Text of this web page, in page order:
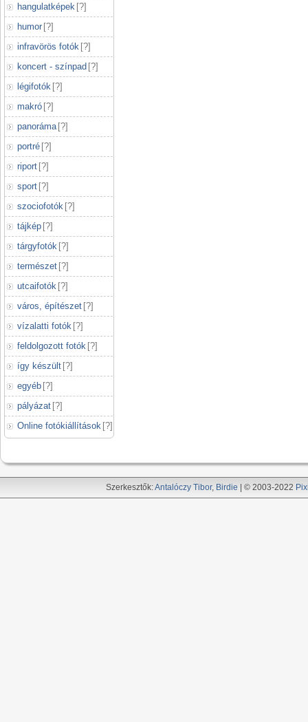
hangulatképek [?]
humor [?]
infravörös fotók [?]
koncert - színpad [?]
légifotók [?]
makró [?]
panoráma [?]
portré [?]
riport [?]
sport [?]
szociofotók [?]
tájkép [?]
tárgyfotók [?]
természet [?]
utcaifotók [?]
város, építészet [?]
vízalatti fotók [?]
feldolgozott fotók [?]
így készült [?]
egyéb [?]
pályázat [?]
Online fotókiállítások [?]
Szerkesztők:Antalóczy Tibor, Birdie | © 2003-2022